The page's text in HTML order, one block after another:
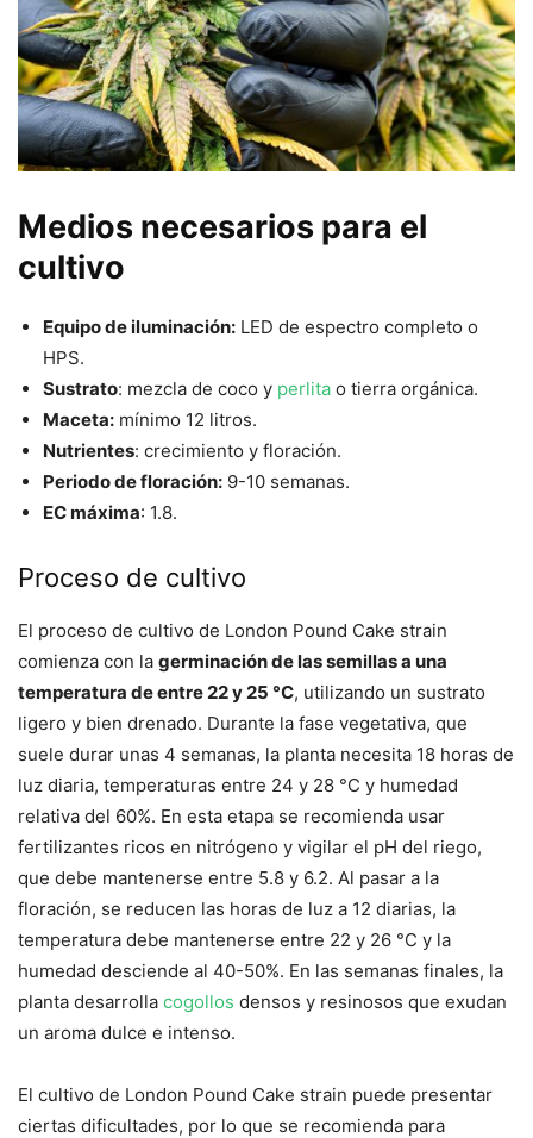
Medios necesarios para el
cultivo
Equipo de iluminación: LED de espectro completo o
HPS.
Sustrato: mezcla de coco y perlita o tierra orgánica.
Maceta: mínimo 12 litros.
Nutrientes: crecimiento y floración.
Periodo de floración: 9-10 semanas.
EC máxima: 1.8.
Proceso de cultivo
El proceso de cultivo de London Pound Cake strain
comienza con la germinación de las semillas a una
temperatura de entre 22 y 25 °C, utilizando un sustrato
ligero y bien drenado. Durante la fase vegetativa, que
suele durar unas 4 semanas, la planta necesita 18 horas de
luz diaria, temperaturas entre 24 y 28 °C y humedad
relativa del 60%. En esta etapa se recomienda usar
fertilizantes ricos en nitrógeno y vigilar el pH del riego,
que debe mantenerse entre 5.8 y 6.2. Al pasar a la
floración, se reducen las horas de luz a 12 diarias, la
temperatura debe mantenerse entre 22 y 26 °C y la
humedad desciende al 40-50%. En las semanas finales, la
planta desarrolla cogollos densos y resinosos que exudan
un aroma dulce e intenso.
El cultivo de London Pound Cake strain puede presentar
ciertas dificultades, por lo que se recomienda para